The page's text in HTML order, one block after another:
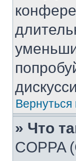
Вернуться
» Что
COPPA